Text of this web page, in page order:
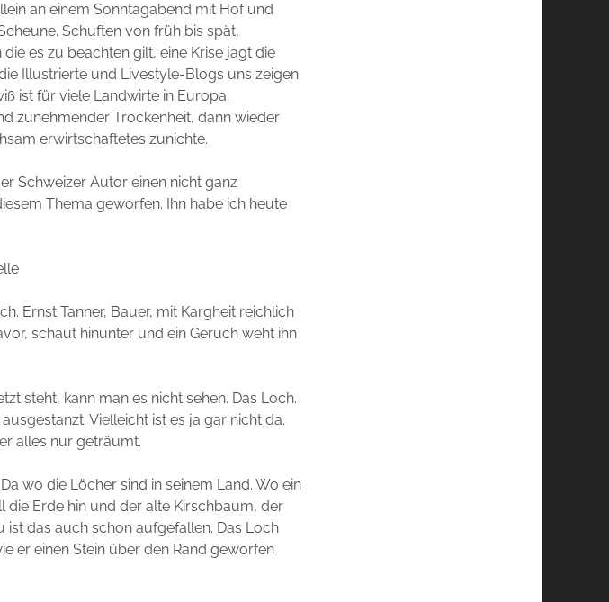
an einem Sonntagabend mit Hof und
Schuften von früh bis spät,
es zu beachten gilt, eine Krise jagt die
Illustrierte und Livestyle-Blogs uns zeigen
ist für viele Landwirte in Europa.
zunehmender Trockenheit, dann wieder
erwirtschaftetes zunichte.
Schweizer Autor einen nicht ganz
Thema geworfen. Ihn habe ich heute
Ernst Tanner, Bauer, mit Kargheit reichlich
schaut hinunter und ein Geruch weht ihn
steht, kann man es nicht sehen. Das Loch.
Vielleicht ist es ja gar nicht da.
alles nur geträumt.
wo die Löcher sind in seinem Land. Wo ein
die Erde hin und der alte Kirschbaum, der
ist das auch schon aufgefallen. Das Loch
er einen Stein über den Rand geworfen